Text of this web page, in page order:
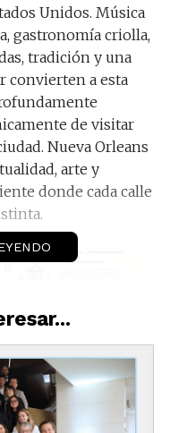
Unidos. Música
gastronomía criolla,
tradición y una
convierten a esta
de visitar
Nueva Orleans
arte y
donde cada calle